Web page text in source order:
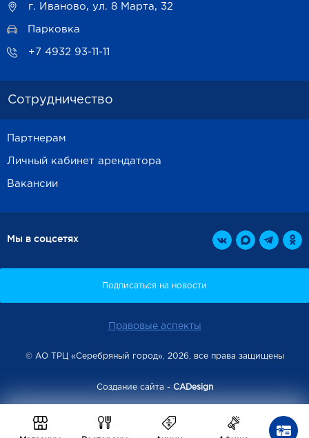
г. Иваново, ул. 8 Марта, 32
Парковка
+7 4932 93-11-11
Сотрудничество
Партнерам
Личный кабинет арендатора
Вакансии
Мы в соцсетях
Правовые аспекты
© АО ТРЦ «Серебряный город», 2026, все права защищены
Создание сайта - CADesign